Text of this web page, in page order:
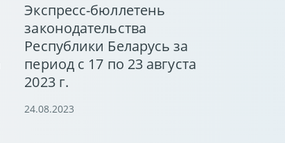
Экспресс-бюллетень
законодательства
Республики Беларусь за
период с 17 по 23 августа
2023 г.
24.08.2023